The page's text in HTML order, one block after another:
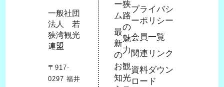
目的に使用することはできません。
例 ： 写真素材の販売や賃貸、写真素材自体に
商品性が依存するもの（デジタルデータ集、
カレンダー、絵はがき等）の製造・販売など
（3）写真自体の配布を目的とした素材集等へ
の収録や、同一のメールを大量に送信するメ
一般社団
法人 若
狭湾観光
連盟
〒917-
0297 福井
ー
ム
最
新
の
お
知
狭
路
の
魅
力
観
光
プライバシ
ーポリシー
会員一覧
関連リンク
資料ダウン
ロード